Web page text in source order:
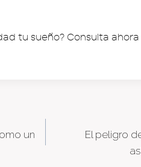
tu sueño? Consulta ahora
un
El peligro